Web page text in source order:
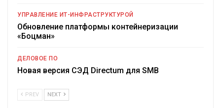
УПРАВЛЕНИЕ ИТ-ИНФРАСТРУКТУРОЙ
Обновление платформы контейнеризации
«Боцман»
ДЕЛОВОЕ ПО
Новая версия СЭД Directum для SMB
PREV NEXT